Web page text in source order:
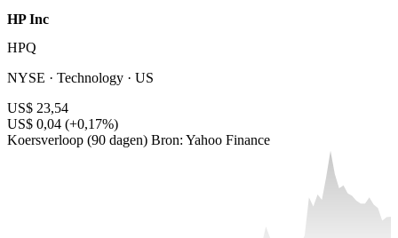
HP Inc
HPQ
NYSE · Technology · US
US$ 23,54
US$ 0,04 (+0,17%)
Koersverloop (90 dagen) Bron: Yahoo Finance